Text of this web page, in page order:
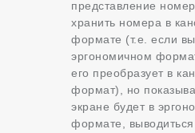
представление
хранить номера в
формате (т.е. если
эргономичном
его преобразует в
формат), но
экране будет в
формате,